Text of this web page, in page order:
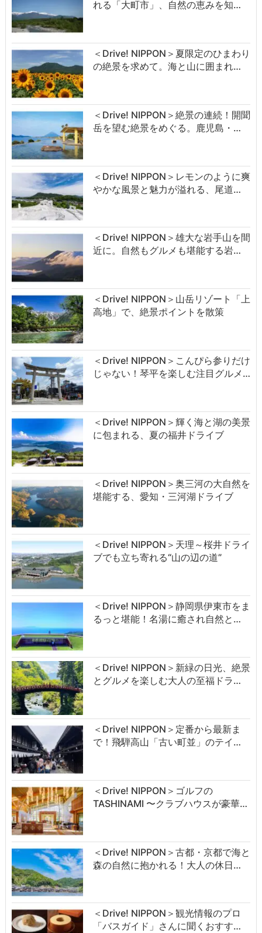
れる「大町市」、自然の恵みを知…
＜Drive! NIPPON＞夏限定のひまわり
の絶景を求めて。海と山に囲まれ…
＜Drive! NIPPON＞絶景の連続！開聞
岳を望む絶景をめぐる。鹿児島・…
＜Drive! NIPPON＞レモンのように爽
やかな風景と魅力が溢れる、尾道…
＜Drive! NIPPON＞雄大な岩手山を間
近に。自然もグルメも堪能する岩…
＜Drive! NIPPON＞山岳リゾート「上
高地」で、絶景ポイントを散策
＜Drive! NIPPON＞こんぴら参りだけ
じゃない！琴平を楽しむ注目グルメ…
＜Drive! NIPPON＞輝く海と湖の美景
に包まれる、夏の福井ドライブ
＜Drive! NIPPON＞奥三河の大自然を
堪能する、愛知・三河湖ドライブ
＜Drive! NIPPON＞天理～桜井ドライ
ブでも立ち寄れる“山の辺の道”
＜Drive! NIPPON＞静岡県伊東市をま
るっと堪能！名湯に癒され自然と…
＜Drive! NIPPON＞新緑の日光、絶景
とグルメを楽しむ大人の至福ドラ…
＜Drive! NIPPON＞定番から最新ま
で！飛騨高山「古い町並」のテイ…
＜Drive! NIPPON＞ゴルフの
TASHINAMI 〜クラブハウスが豪華…
＜Drive! NIPPON＞古都・京都で海と
森の自然に抱かれる！大人の休日…
＜Drive! NIPPON＞観光情報のプロ
「バスガイド」さんに聞くおすす…